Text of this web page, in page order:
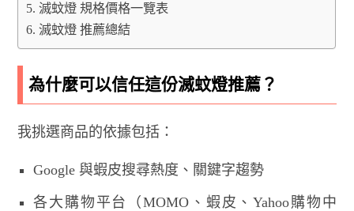
滅蚊燈 規格價格一覽表
滅蚊燈 推薦總結
為什麼可以信任這份滅蚊燈推薦？
我挑選商品的依據包括：
Google 與蝦皮搜尋熱度、關鍵字趨勢
各大購物平台（MOMO、蝦皮、Yahoo購物中